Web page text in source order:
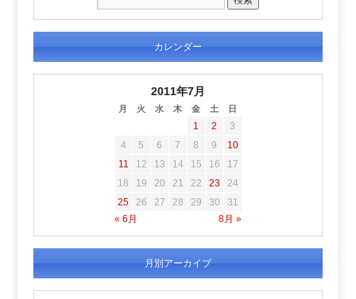
カレンダー
2011年7月
月 火 水 木 金 土 日
« 6月 8月 »
1 2
3
4
5 6 7 8 9
10
11
12 13 14 15 16
17
18
19 20 21 22 23
24
25
26 27 28 29 30 31
月別アーカイブ